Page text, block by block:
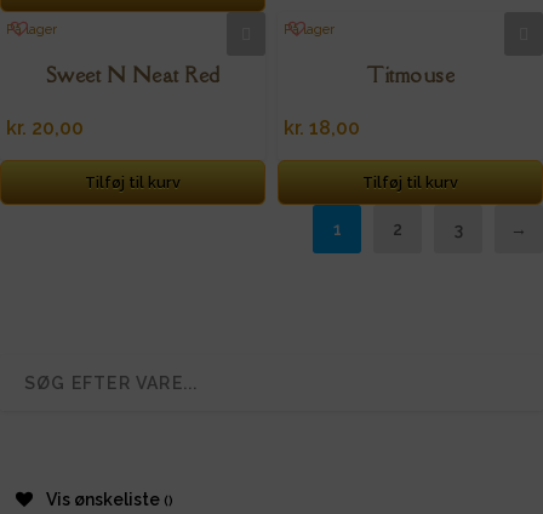
På lager
Sweet N Neat Red
kr. 20,00
Tilføj til kurv
På lager
Titmouse
kr. 18,00
Tilføj til kurv
1 2 3 →
Vis ønskeliste